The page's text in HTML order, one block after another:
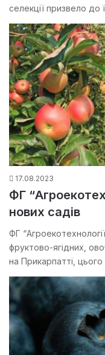
селекції призвело
17.08.2023
ФГ
нових садів
ФГ
фруктово-ягідних,
на Прикарпатті,